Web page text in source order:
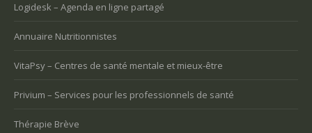
Logidesk – Agenda en ligne partagé
Annuaire Nutritionnistes
VitaPsy – Centres de santé mentale et mieux-être
Privium – Services pour les professionnels de santé
Thérapie Brève